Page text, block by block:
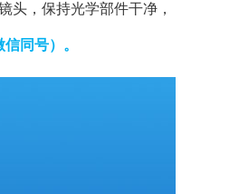
头，保持光学部件干净，
信同号） 。